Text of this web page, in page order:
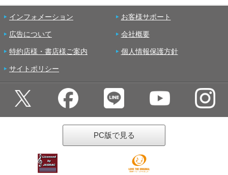
インフォメーション お客様サポート
広告について 会社概要
特約店様・書店様ご案内 個人情報保護方針
サイトポリシー
PC版で見る